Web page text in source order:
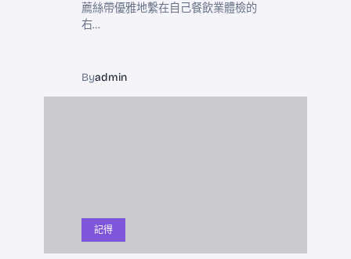
薦絲帶優雅地繫在自己餐飲業體檢的
右…
Byadmin
記得